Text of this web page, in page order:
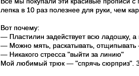
лепка в 10 раз полезнее для руки, чем
Вот почему:
— Пластилин задействует всю ладошку, а
— Можно мять, раскатывать, отщипывать
— Никакого стресса "выйти за линию"
Мой любимый трюк — "спрячь сюрприз".